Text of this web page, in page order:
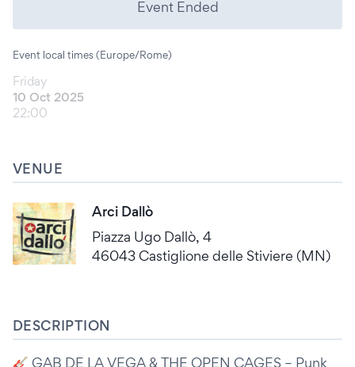
Event Ended
Event local times (Europe/Rome)
Friday
10 Oct 2025
22:00
VENUE
Arci Dallò
Piazza Ugo Dallò, 4
46043 Castiglione delle Stiviere (MN)
DESCRIPTION
🎸 GAB DE LA VEGA & THE OPEN CAGES – Punk